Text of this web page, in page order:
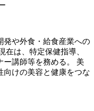
発や外食・給食産業への
在は、特定保健指導、
ー講師等を務める。 美
向けの美容と健康をつな